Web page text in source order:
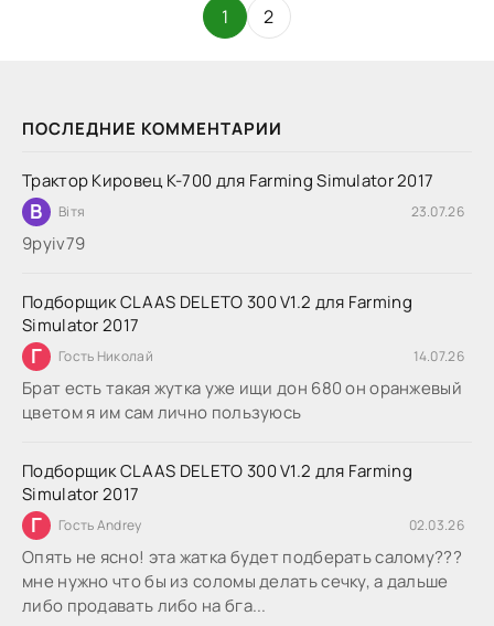
ПОСЛЕДНИЕ КОММЕНТАРИИ
Трактор Кировец К-700 для Farming Simulator 2017
В Вітя 23.07.26
9руіv79
Подборщик CLAAS DELETO 300 V1.2 для Farming
Simulator 2017
Г Гость Николай 14.07.26
Брат есть такая жутка уже ищи дон 680 он оранжевый
цветом я им сам лично пользуюсь
Подборщик CLAAS DELETO 300 V1.2 для Farming
Simulator 2017
Г Гость Andrey 02.03.26
Опять не ясно! эта жатка будет подберать салому???
мне нужно что бы из соломы делать сечку, а дальше
либо продавать либо на бга...
1 2